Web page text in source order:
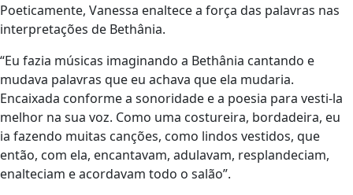
Poeticamente, Vanessa enaltece a força das palavras nas
interpretações de Bethânia.
“Eu fazia músicas imaginando a Bethânia cantando e
mudava palavras que eu achava que ela mudaria.
Encaixada conforme a sonoridade e a poesia para vesti-la
melhor na sua voz. Como uma costureira, bordadeira, eu
ia fazendo muitas canções, como lindos vestidos, que
então, com ela, encantavam, adulavam, resplandeciam,
enalteciam e acordavam todo o salão”.